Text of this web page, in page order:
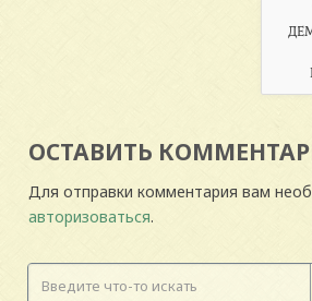
ОСТАВИТЬ
Для отправки комментария вам
авторизоваться.